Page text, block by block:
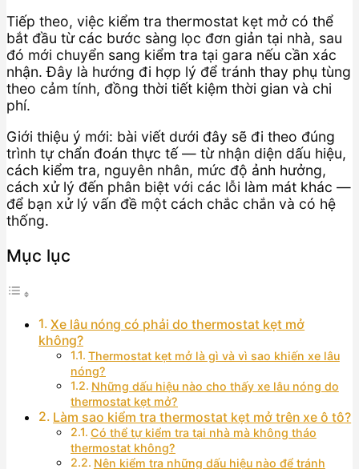
Tiếp theo, việc kiểm tra thermostat kẹt mở có thể
bắt đầu từ các bước sàng lọc đơn giản tại nhà, sau
đó mới chuyển sang kiểm tra tại gara nếu cần xác
nhận. Đây là hướng đi hợp lý để tránh thay phụ tùng
theo cảm tính, đồng thời tiết kiệm thời gian và chi
phí.
Giới thiệu ý mới: bài viết dưới đây sẽ đi theo đúng
trình tự chẩn đoán thực tế — từ nhận diện dấu hiệu,
cách kiểm tra, nguyên nhân, mức độ ảnh hưởng,
cách xử lý đến phân biệt với các lỗi làm mát khác —
để bạn xử lý vấn đề một cách chắc chắn và có hệ
thống.
Mục lục
Xe lâu nóng có phải do thermostat kẹt mở
không?
Thermostat kẹt mở là gì và vì sao khiến xe lâu
nóng?
Những dấu hiệu nào cho thấy xe lâu nóng do
thermostat kẹt mở?
Làm sao kiểm tra thermostat kẹt mở trên xe ô tô?
Có thể tự kiểm tra tại nhà mà không tháo
thermostat không?
Nên kiểm tra những dấu hiệu nào để tránh